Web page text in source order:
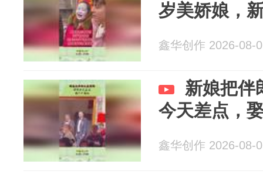
岁美娇娘，
鑫华创作 2026-08-
新娘把伴
今天差点，
鑫华创作 2026-08-